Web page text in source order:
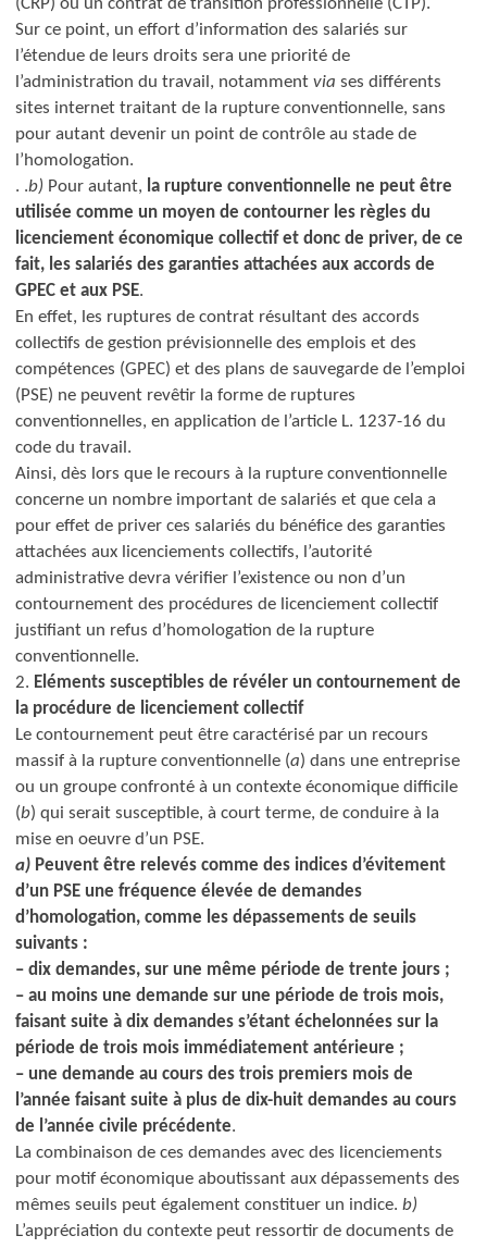
(CRP) ou un contrat de transition professionnelle (CTP).
Sur ce point, un effort d’information des salariés sur
l’étendue de leurs droits sera une priorité de
l’administration du travail, notamment via ses différents
sites internet traitant de la rupture conventionnelle, sans
pour autant devenir un point de contrôle au stade de
l’homologation.
. .b) Pour autant, la rupture conventionnelle ne peut être
utilisée comme un moyen de contourner les règles du
licenciement économique collectif et donc de priver, de ce
fait, les salariés des garanties attachées aux accords de
GPEC et aux PSE.
En effet, les ruptures de contrat résultant des accords
collectifs de gestion prévisionnelle des emplois et des
compétences (GPEC) et des plans de sauvegarde de l’emploi
(PSE) ne peuvent revêtir la forme de ruptures
conventionnelles, en application de l’article L. 1237-16 du
code du travail.
Ainsi, dès lors que le recours à la rupture conventionnelle
concerne un nombre important de salariés et que cela a
pour effet de priver ces salariés du bénéfice des garanties
attachées aux licenciements collectifs, l’autorité
administrative devra vérifier l’existence ou non d’un
contournement des procédures de licenciement collectif
justifiant un refus d’homologation de la rupture
conventionnelle.
2. Eléments susceptibles de révéler un contournement de
la procédure de licenciement collectif
Le contournement peut être caractérisé par un recours
massif à la rupture conventionnelle (a) dans une entreprise
ou un groupe confronté à un contexte économique difficile
(b) qui serait susceptible, à court terme, de conduire à la
mise en oeuvre d’un PSE.
a) Peuvent être relevés comme des indices d’évitement
d’un PSE une fréquence élevée de demandes
d’homologation, comme les dépassements de seuils
suivants :
– dix demandes, sur une même période de trente jours ;
– au moins une demande sur une période de trois mois,
faisant suite à dix demandes s’étant échelonnées sur la
période de trois mois immédiatement antérieure ;
– une demande au cours des trois premiers mois de
l’année faisant suite à plus de dix-huit demandes au cours
de l’année civile précédente.
La combinaison de ces demandes avec des licenciements
pour motif économique aboutissant aux dépassements des
mêmes seuils peut également constituer un indice. b)
L’appréciation du contexte peut ressortir de documents de